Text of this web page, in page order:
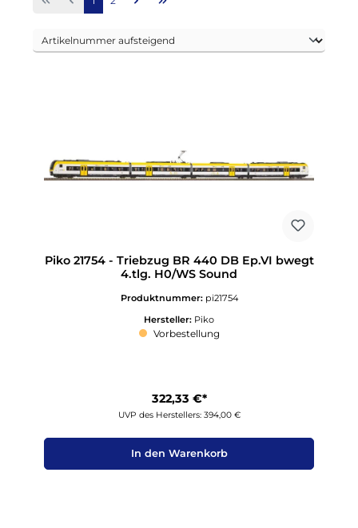
Piko 21754 - Triebzug BR 440 DB Ep.VI bwegt
4.tlg. H0/WS Sound
Produktnummer: pi21754
Hersteller: Piko
Vorbestellung
322,33 €*
UVP des Herstellers: 394,00 €
In den Warenkorb